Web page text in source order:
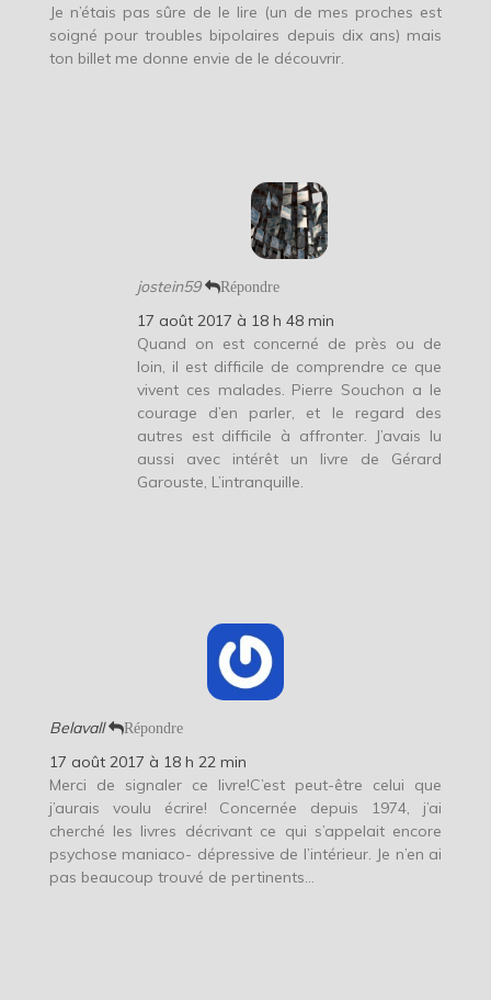
Je n’étais pas sûre de le lire (un de mes proches est
soigné pour troubles bipolaires depuis dix ans) mais
ton billet me donne envie de le découvrir.
jostein59 Répondre
17 août 2017 à 18 h 48 min
Quand on est concerné de près ou de
loin, il est difficile de comprendre ce que
vivent ces malades. Pierre Souchon a le
courage d’en parler, et le regard des
autres est difficile à affronter. J’avais lu
aussi avec intérêt un livre de Gérard
Garouste, L’intranquille.
Belavall Répondre
17 août 2017 à 18 h 22 min
Merci de signaler ce livre!C’est peut-être celui que
j’aurais voulu écrire! Concernée depuis 1974, j’ai
cherché les livres décrivant ce qui s’appelait encore
psychose maniaco- dépressive de l’intérieur. Je n’en ai
pas beaucoup trouvé de pertinents…